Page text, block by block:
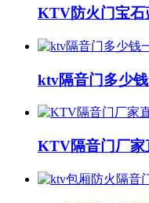
KTV防火门宝
ktv隔音门多少
KTV隔音门厂家